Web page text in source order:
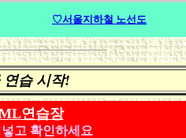
♡서울지하철 노선도
연습 시작!
연습장
고 확인하세요